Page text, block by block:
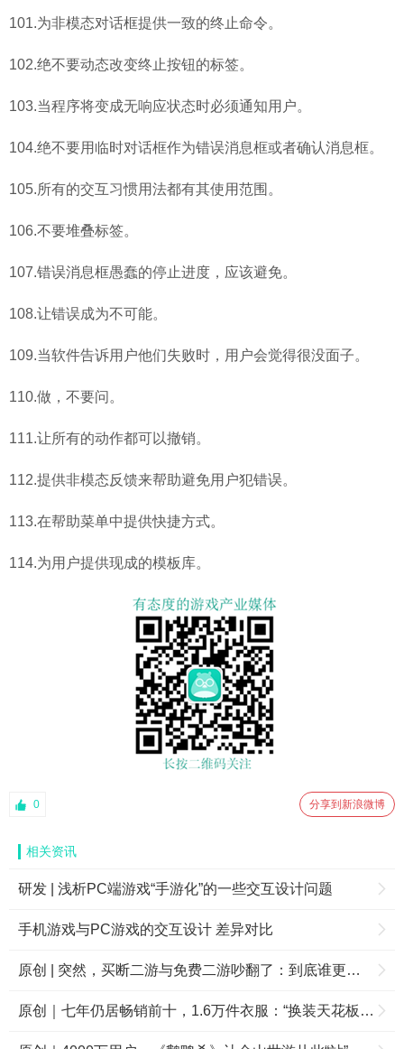
101.为非模态对话框提供一致的终止命令。
102.绝不要动态改变终止按钮的标签。
103.当程序将变成无响应状态时必须通知用户。
104.绝不要用临时对话框作为错误消息框或者确认消息框。
105.所有的交互习惯用法都有其使用范围。
106.不要堆叠标签。
107.错误消息框愚蠢的停止进度，应该避免。
108.让错误成为不可能。
109.当软件告诉用户他们失败时，用户会觉得很没面子。
110.做，不要问。
111.让所有的动作都可以撤销。
112.提供非模态反馈来帮助避免用户犯错误。
113.在帮助菜单中提供快捷方式。
114.为用户提供现成的模板库。
0 分享到新浪微博
相关资讯
研发 | 浅析PC端游戏“手游化”的一些交互设计问题
手机游戏与PC游戏的交互设计 差异对比
原创 | 突然，买断二游与免费二游吵翻了：到底谁更牛？
原创｜七年仍居畅销前十，1.6万件衣服：“换装天花板”又一次闪耀全场